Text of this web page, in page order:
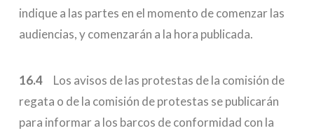
indique a las partes en el momento de comenzar las
audiencias, y comenzarán a la hora publicada.
16.4 Los avisos de las protestas de la comisión de
regata o de la comisión de protestas se publicarán
para informar a los barcos de conformidad con la